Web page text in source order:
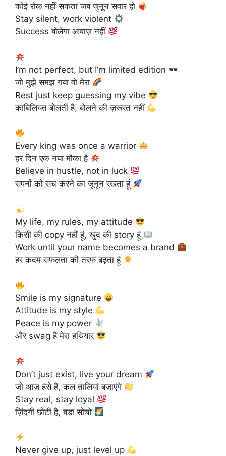
कोई रोक नहीं सकता जब जुनून सवार हो
Stay silent, work violent
Success बोलेगा आवाज़ नहीं
I’m not perfect, but I’m limited edition
जो मुझे समझ गया वो मेरा
Rest just keep guessing my vibe
काबिलियत बोलती है, बोलने की ज़रूरत नहीं
Every king was once a warrior
हर दिन एक नया मौका है
Believe in hustle, not in luck
सपनों को सच करने का जूनून रखता हूं
My life, my rules, my attitude
किसी की copy नहीं हूं, खुद की story हूं
Work until your name becomes a brand
हर कदम सफलता की तरफ बढ़ता हूं
Smile is my signature
Attitude is my style
Peace is my power
और swag है मेरा हथियार
Don’t just exist, live your dream
जो आज हंसे हैं, कल तालियां बजाएंगे
Stay real, stay loyal
ज़िंदगी छोटी है, बड़ा सोचो
Never give up, just level up